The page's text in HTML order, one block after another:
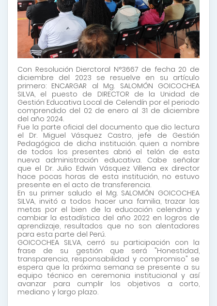
Con Resolución Dierctoral N°3667 de fecha 20 de
diciembre del 2023 se resuelve en su artículo
primero: ENCARGAR al Mg. SALOMÓN GOICOCHEA
SILVA, el puesto de DIRECTOR de la Unidad de
Gestión Educativa Local de Celendín por el periodo
comprendido del 02 de enero al 31 de diciembre
del año 2024.
Fue la parte oficial del documento que dio lectura
el Dr. Miguel Vásquez Castro, jefe de Gestión
Pedagógica de dicha institución. quien a nombre
de todos los presentes abrió el telón de esta
nueva administración educativa. Cabe señalar
que el Dr. Julio Edwin Vásquez Villena ex director
hace pocas horas de esta institución, no estuvo
presente en el acto de transferencia.
En su primer saludo el Mg. SALOMÓN GOICOCHEA
SILVA, invitó a todos hacer una familia, trazar las
metas por el bien de la educación celendina y
cambiar la estadística del año 2022 en logros de
aprendizaje, resultados que no son alentadores
para esta parte del Perú.
GOICOCHEA SILVA, cerró su participación con la
frase de su gestión que será "Honestidad,
transparencia, responsabilidad y compromiso" se
espera que la próxima semana se presente a su
equipo técnico en ceremonia institucional y así
avanzar para cumplir los objetivos a corto,
mediano y largo plazo.